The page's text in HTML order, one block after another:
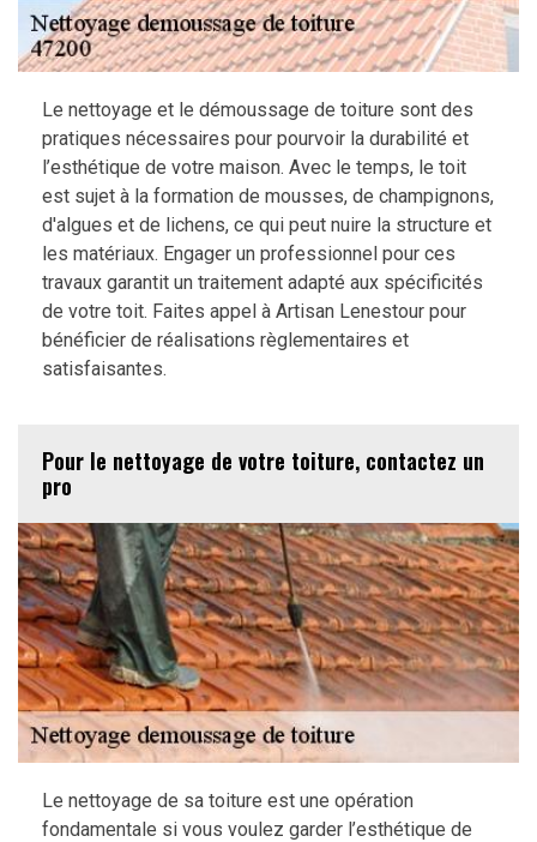
Le nettoyage et le démoussage de toiture sont des
pratiques nécessaires pour pourvoir la durabilité et
l’esthétique de votre maison. Avec le temps, le toit
est sujet à la formation de mousses, de champignons,
d'algues et de lichens, ce qui peut nuire la structure et
les matériaux. Engager un professionnel pour ces
travaux garantit un traitement adapté aux spécificités
de votre toit. Faites appel à Artisan Lenestour pour
bénéficier de réalisations règlementaires et
satisfaisantes.
Pour le nettoyage de votre toiture, contactez un
pro
Le nettoyage de sa toiture est une opération
fondamentale si vous voulez garder l’esthétique de